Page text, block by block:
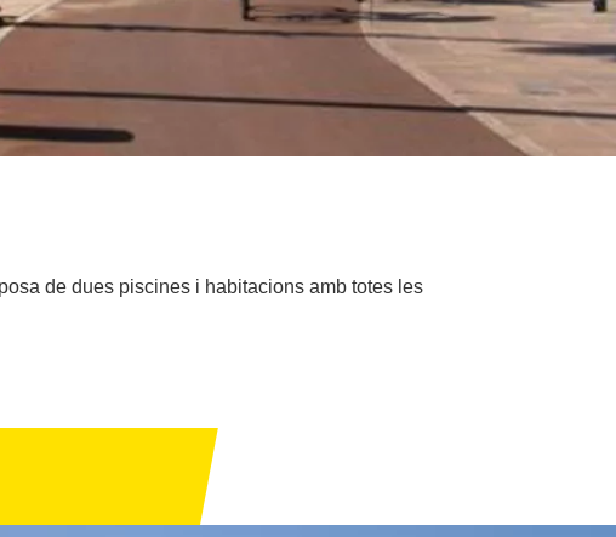
de dues piscines i habitacions amb totes les